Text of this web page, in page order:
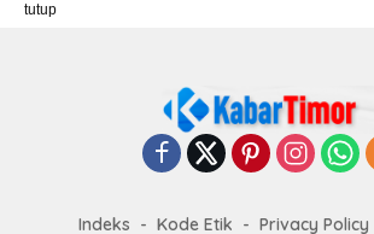
Indeks Kode Etik Privacy Policy
tutup